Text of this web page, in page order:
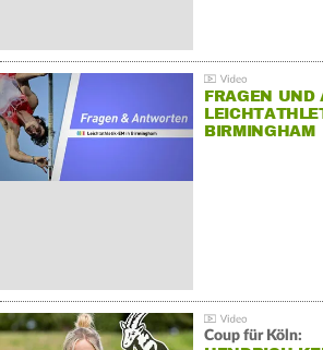
FRAGEN UND
BIRMINGHAM
Coup für Köln: